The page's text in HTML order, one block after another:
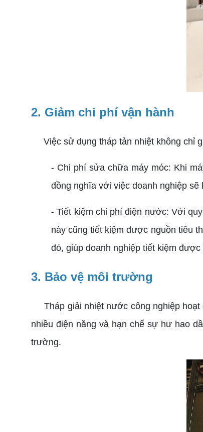
2. Giảm chi phí vận hành
Việc sử dụng tháp tản nhiệt không chỉ
- Chi phí sửa chữa máy móc: Khi
đồng nghĩa với việc doanh nghiệp
- Tiết kiệm chi phí điện nước: Với
này cũng tiết kiệm được nguồn tiêu
đó, giúp doanh nghiệp tiết kiệm
3. Bảo vệ môi trường
Tháp giải nhiệt nước công nghiệp hoạt
nhiều điện năng và hạn chế sự hư hao
trường.